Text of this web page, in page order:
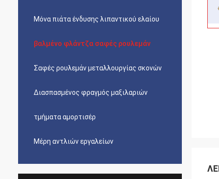
Μόνα πιάτα ένδυσης λιπαντικού ελαίου
βαλμένο φλάντζα σαφές ρουλεμάν
Σαφές ρουλεμάν μεταλλουργίας σκονών
Διασπασμένος φραγμός μαξιλαριών
τμήματα αμορτισέρ
Μέρη αντλιών εργαλείων